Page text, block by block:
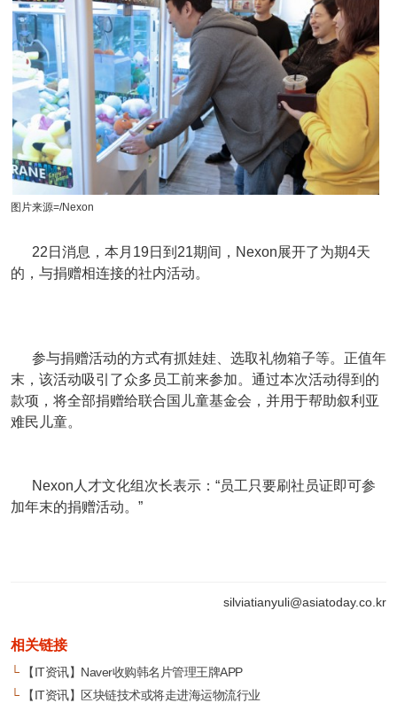
图片来源=/Nexon
22日消息，本月19日到21期间，Nexon展开了为期4天
的，与捐赠相连接的社内活动。
参与捐赠活动的方式有抓娃娃、选取礼物箱子等。正值年
末，该活动吸引了众多员工前来参加。通过本次活动得到的
款项，将全部捐赠给联合国儿童基金会，并用于帮助叙利亚
难民儿童。
Nexon人才文化组次长表示：“员工只要刷社员证即可参
加年末的捐赠活动。”
silviatianyuli@asiatoday.co.kr
相关链接
└【IT资讯】Naver收购韩名片管理王牌APP
└【IT资讯】区块链技术或将走进海运物流行业